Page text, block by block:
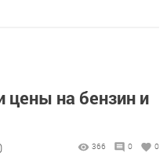
цены на бензин и
366 0 0